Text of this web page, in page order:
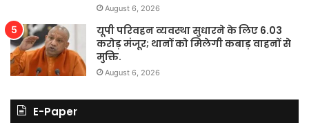
August 6, 2026
यूपी परिवहन व्यवस्था सुधारने के लिए 6.03
करोड़ मंजूर; थानों को मिलेगी कबाड़ वाहनों से
मुक्ति.
August 6, 2026
E-Paper